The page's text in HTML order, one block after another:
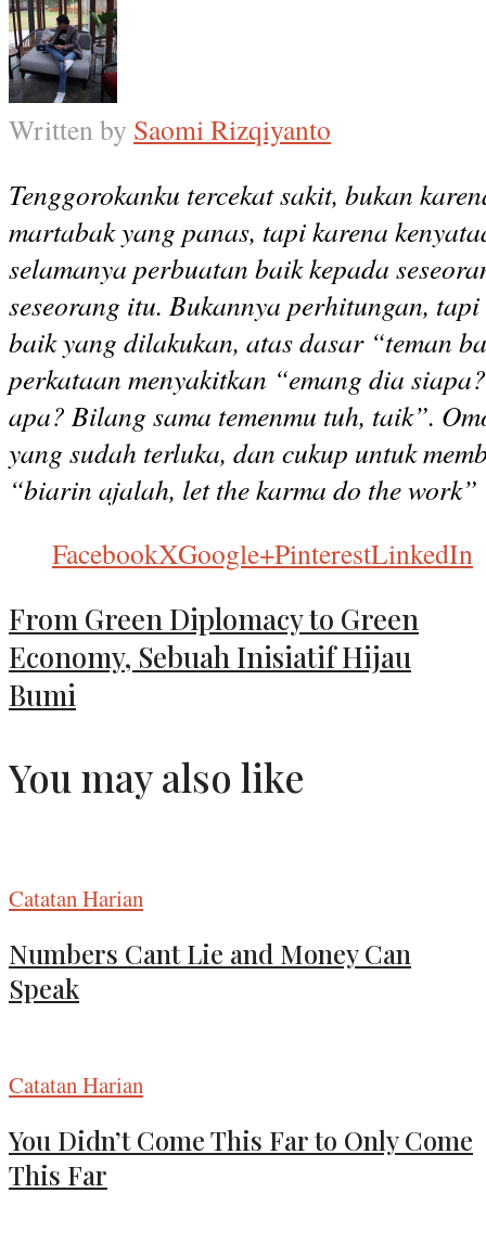
Written by Saomi Rizqiyanto
Tenggorokanku tercekat sakit, bukan
martabak yang panas, tapi karena
selamanya perbuatan baik kepada
seseorang itu. Bukannya perhitungan,
baik yang dilakukan, atas dasar “teman
perkataan menyakitkan “emang dia
apa? Bilang sama temenmu tuh, taik”.
yang sudah terluka, dan cukup untuk
“biarin ajalah, let the karma do the work”
FacebookXGoogle+PinterestLinkedIn
From Green Diplomacy to Green
Economy, Sebuah Inisiatif Hijau
Bumi
You may also like
Catatan Harian
Numbers Cant Lie and Money Can
Speak
Catatan Harian
You Didn’t Come This Far to Only Come
This Far